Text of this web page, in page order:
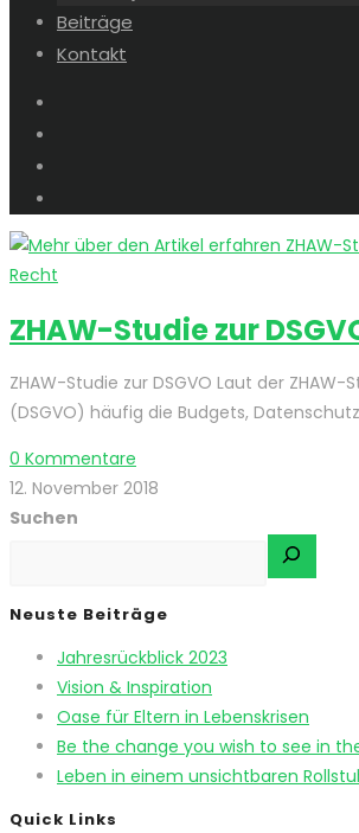
Beiträge
Kontakt
Recht
ZHAW-Studie zur
ZHAW-Studie zur DSGVO Laut der
(DSGVO) häufig die Budgets,
0 Kommentare
12. November 2018
Suchen
Neuste Beiträge
Jahresrückblick 2023
Vision & Inspiration
Oase für Eltern in Lebenskrisen
Be the change you wish to see in
Leben in einem unsichtbaren
Quick Links